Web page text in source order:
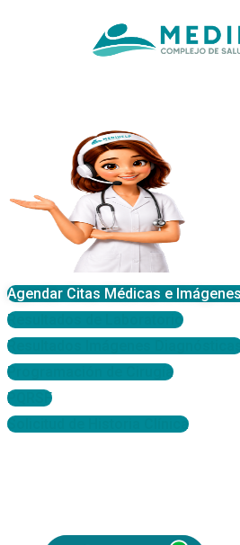
Agendar Citas Médicas e
Resultados de Laboratorio
Resultados Imágenes
Programación de Cirugía
PQRSF
Solicitud de Historia Clínica